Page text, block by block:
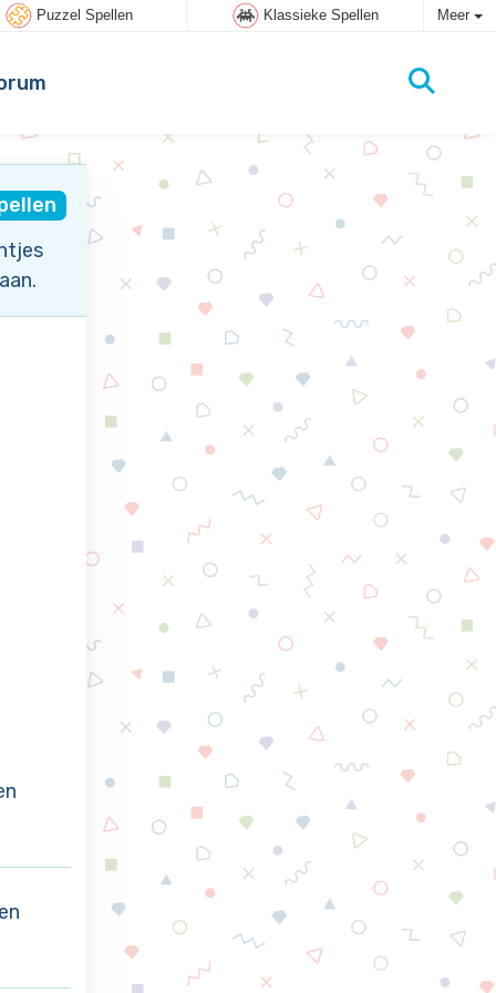
Puzzel Spellen Klassieke Spellen Meer